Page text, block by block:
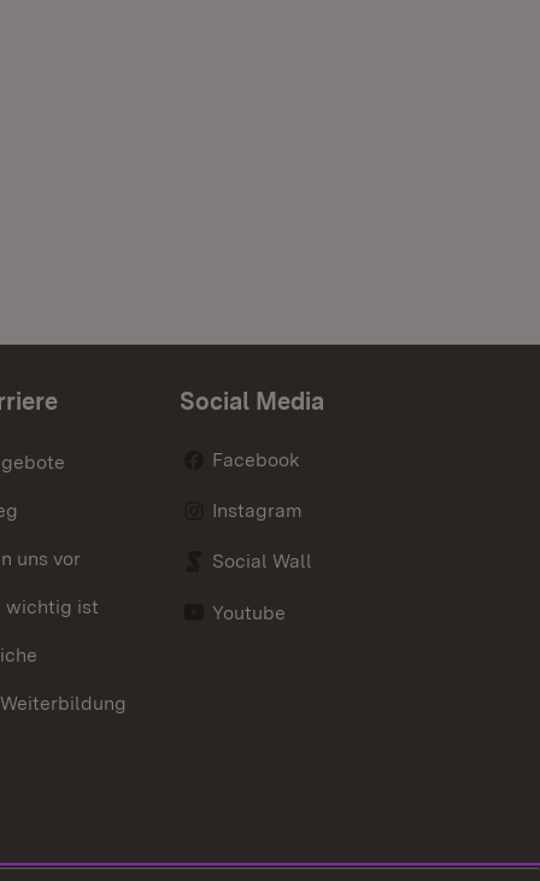
uns vor
wichtig ist
Social Media
Facebook
Instagram
Social Wall
Youtube